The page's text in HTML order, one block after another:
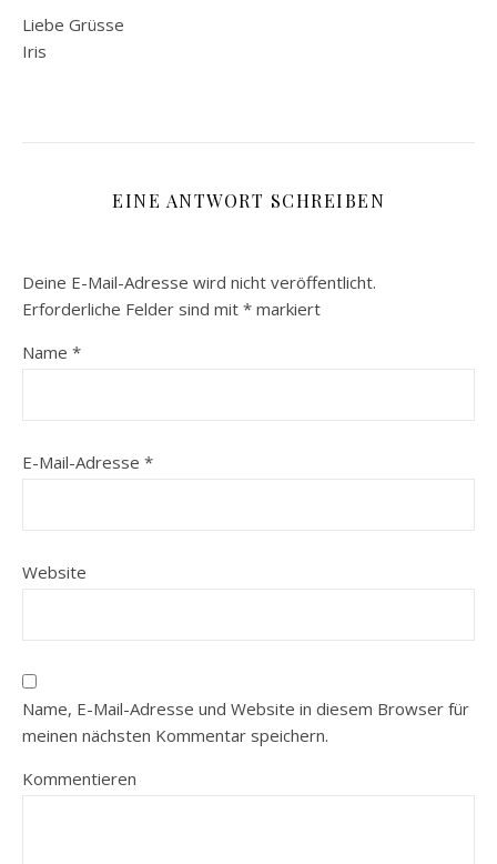
Liebe Grüsse
Iris
EINE ANTWORT SCHREIBEN
Deine E-Mail-Adresse wird nicht veröffentlicht.
Erforderliche Felder sind mit * markiert
Name *
E-Mail-Adresse *
Website
Name, E-Mail-Adresse und Website in diesem Browser für
meinen nächsten Kommentar speichern.
Kommentieren